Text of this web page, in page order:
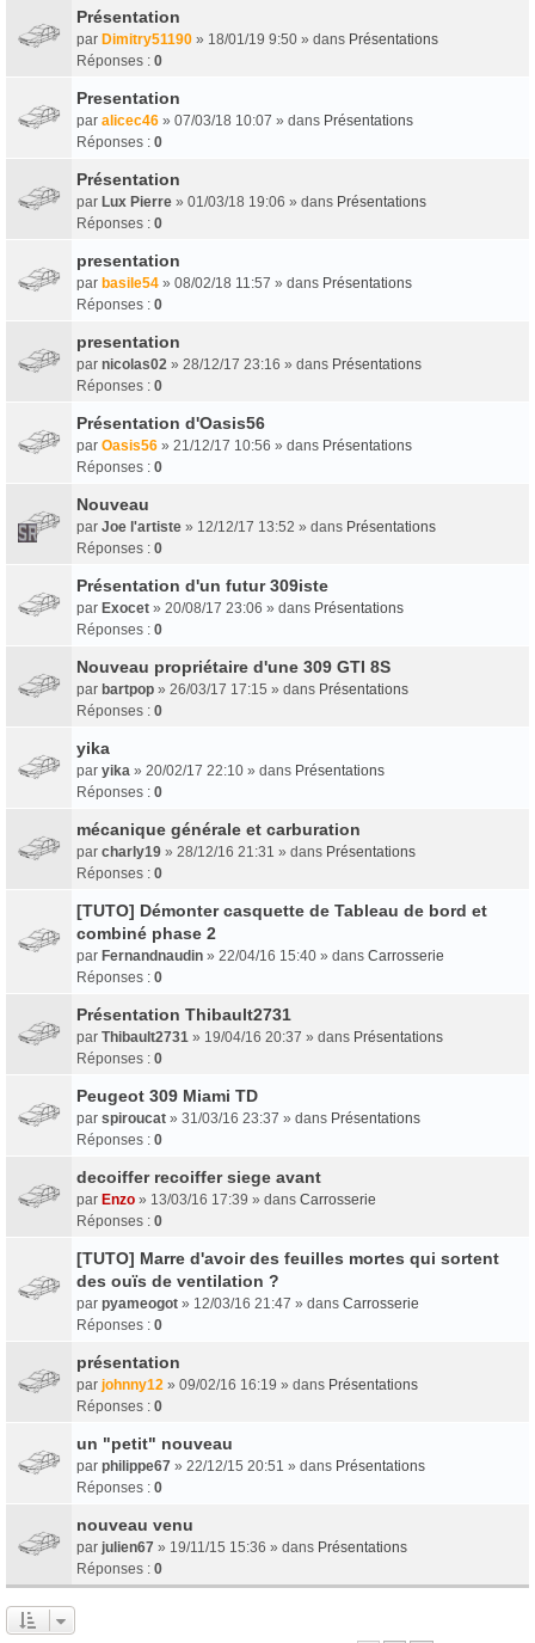
Présentation
par Dimitry51190 » 18/01/19 9:50 » dans Présentations
Réponses : 0
Presentation
par alicec46 » 07/03/18 10:07 » dans Présentations
Réponses : 0
Présentation
par Lux Pierre » 01/03/18 19:06 » dans Présentations
Réponses : 0
presentation
par basile54 » 08/02/18 11:57 » dans Présentations
Réponses : 0
presentation
par nicolas02 » 28/12/17 23:16 » dans Présentations
Réponses : 0
Présentation d'Oasis56
par Oasis56 » 21/12/17 10:56 » dans Présentations
Réponses : 0
Nouveau
par Joe l'artiste » 12/12/17 13:52 » dans Présentations
Réponses : 0
Présentation d'un futur 309iste
par Exocet » 20/08/17 23:06 » dans Présentations
Réponses : 0
Nouveau propriétaire d'une 309 GTI 8S
par bartpop » 26/03/17 17:15 » dans Présentations
Réponses : 0
yika
par yika » 20/02/17 22:10 » dans Présentations
Réponses : 0
mécanique générale et carburation
par charly19 » 28/12/16 21:31 » dans Présentations
Réponses : 0
[TUTO] Démonter casquette de Tableau de bord et
combiné phase 2
par Fernandnaudin » 22/04/16 15:40 » dans Carrosserie
Réponses : 0
Présentation Thibault2731
par Thibault2731 » 19/04/16 20:37 » dans Présentations
Réponses : 0
Peugeot 309 Miami TD
par spiroucat » 31/03/16 23:37 » dans Présentations
Réponses : 0
decoiffer recoiffer siege avant
par Enzo » 13/03/16 17:39 » dans Carrosserie
Réponses : 0
[TUTO] Marre d'avoir des feuilles mortes qui sortent
des ouïs de ventilation ?
par pyameogot » 12/03/16 21:47 » dans Carrosserie
Réponses : 0
présentation
par johnny12 » 09/02/16 16:19 » dans Présentations
Réponses : 0
un "petit" nouveau
par philippe67 » 22/12/15 20:51 » dans Présentations
Réponses : 0
nouveau venu
par julien67 » 19/11/15 15:36 » dans Présentations
Réponses : 0